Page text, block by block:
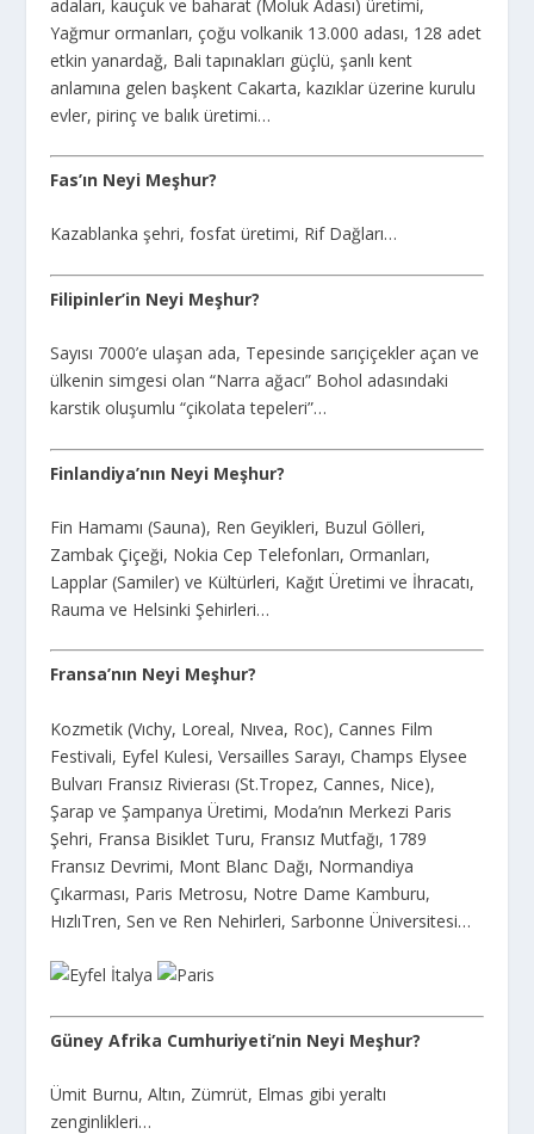
adaları, kauçuk ve baharat (Moluk Adası) üretimi,
Yağmur ormanları, çoğu volkanik 13.000 adası, 128 adet
etkin yanardağ, Bali tapınakları güçlü, şanlı kent
anlamına gelen başkent Cakarta, kazıklar üzerine kurulu
evler, pirinç ve balık üretimi…
Fas’ın Neyi Meşhur?
Kazablanka şehri, fosfat üretimi, Rif Dağları…
Filipinler’in Neyi Meşhur?
Sayısı 7000’e ulaşan ada, Tepesinde sarıçiçekler açan ve
ülkenin simgesi olan “Narra ağacı” Bohol adasındaki
karstik oluşumlu “çikolata tepeleri”…
Finlandiya’nın Neyi Meşhur?
Fin Hamamı (Sauna), Ren Geyikleri, Buzul Gölleri,
Zambak Çiçeği, Nokia Cep Telefonları, Ormanları,
Lapplar (Samiler) ve Kültürleri, Kağıt Üretimi ve İhracatı,
Rauma ve Helsinki Şehirleri…
Fransa’nın Neyi Meşhur?
Kozmetik (Vıchy, Loreal, Nıvea, Roc), Cannes Film
Festivali, Eyfel Kulesi, Versailles Sarayı, Champs Elysee
Bulvarı Fransız Rivierası (St.Tropez, Cannes, Nice),
Şarap ve Şampanya Üretimi, Moda’nın Merkezi Paris
Şehri, Fransa Bisiklet Turu, Fransız Mutfağı, 1789
Fransız Devrimi, Mont Blanc Dağı, Normandiya
Çıkarması, Paris Metrosu, Notre Dame Kamburu,
HızlıTren, Sen ve Ren Nehirleri, Sarbonne Üniversitesi…
Güney Afrika Cumhuriyeti’nin Neyi Meşhur?
Ümit Burnu, Altın, Zümrüt, Elmas gibi yeraltı
zenginlikleri…